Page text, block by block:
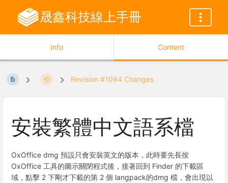
晟鑫科技線上手冊
Info Content
Revision #1094 Changes
安裝繁體中文語系檔
OxOffice dmg 預設只會安裝英文的版本，此時要先長按
OxOffice 工具的圖示關閉程式後，接著回到 Finder 的下載區
域，點擊 2 下剛才下載的第 2 個 langpack的dmg 檔，會出現以